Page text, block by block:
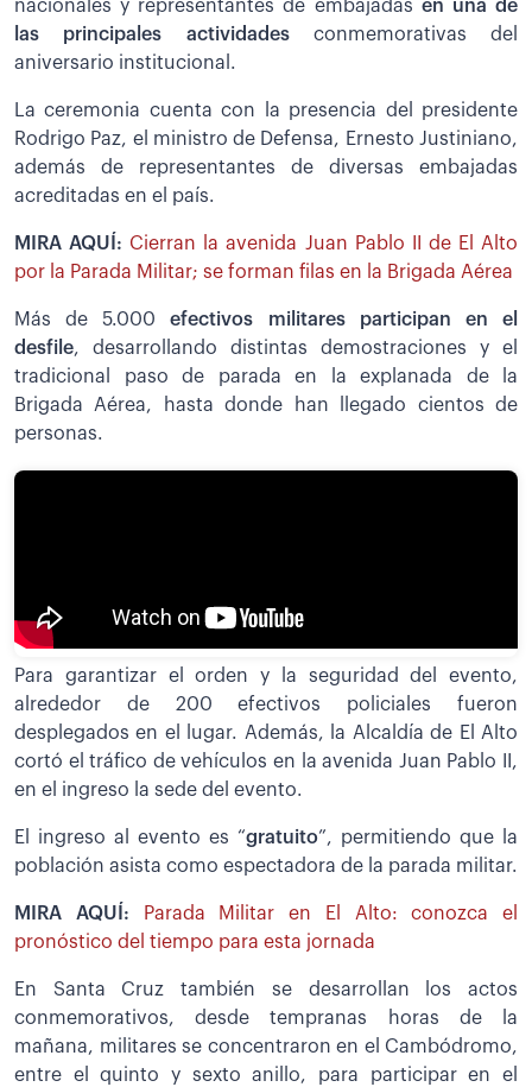
nacionales y representantes de embajadas en una de
las principales actividadesconmemorativas del
aniversario institucional.
La ceremonia cuenta con la presencia del presidente
Rodrigo Paz, el ministro de Defensa, Ernesto Justiniano,
además de representantes de diversas embajadas
acreditadas en el país.
MIRA AQUÍ: Cierran la avenida Juan Pablo II de El Alto
por la Parada Militar; se forman filas en la Brigada Aérea
Más de 5.000 efectivos militares participan en el
desfile, desarrollando distintas demostraciones y el
tradicional paso de parada en la explanada de la
Brigada Aérea, hasta donde han llegado cientos de
personas.
Para garantizar el orden y la seguridad del evento,
alrededor de 200 efectivos policiales fueron
desplegados en el lugar. Además, la Alcaldía de El Alto
cortó el tráfico de vehículos en la avenida Juan Pablo II,
en el ingreso la sede del evento.
El ingreso al evento es “gratuito”, permitiendo que la
población asista como espectadora de la parada militar.
MIRA AQUÍ:
Parada Militar en El Alto: conozca el
pronóstico del tiempo para esta jornada
En Santa Cruz también se desarrollan los actos
conmemorativos, desde tempranas horas de la
mañana, militares se concentraron en el Cambódromo,
entre el quinto y sexto anillo, para participar en el